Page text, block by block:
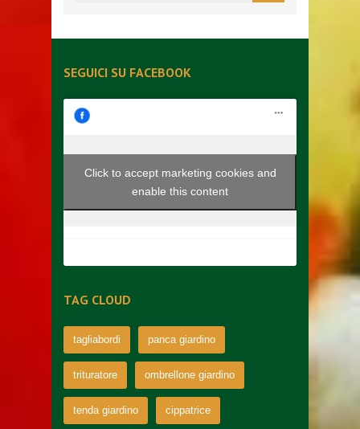
SEGUICI SU FACEBOOK
Click to accept marketing cookies and
enable this content
TAG CLOUD
tagliabordi panca giardino
trituratore ombrellone giardino
tenda giardino cippatrice